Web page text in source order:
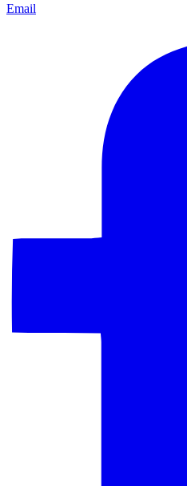
Email